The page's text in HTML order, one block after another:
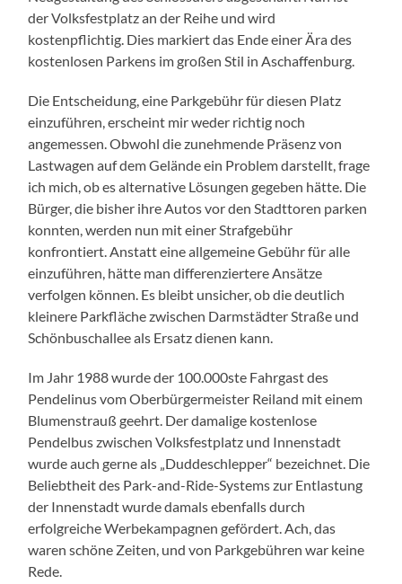
der Volksfestplatz an der Reihe und wird
kostenpflichtig. Dies markiert das Ende einer Ära des
kostenlosen Parkens im großen Stil in Aschaffenburg.
Die Entscheidung, eine Parkgebühr für diesen Platz
einzuführen, erscheint mir weder richtig noch
angemessen. Obwohl die zunehmende Präsenz von
Lastwagen auf dem Gelände ein Problem darstellt, frage
ich mich, ob es alternative Lösungen gegeben hätte. Die
Bürger, die bisher ihre Autos vor den Stadttoren parken
konnten, werden nun mit einer Strafgebühr
konfrontiert. Anstatt eine allgemeine Gebühr für alle
einzuführen, hätte man differenziertere Ansätze
verfolgen können. Es bleibt unsicher, ob die deutlich
kleinere Parkfläche zwischen Darmstädter Straße und
Schönbuschallee als Ersatz dienen kann.
Im Jahr 1988 wurde der 100.000ste Fahrgast des
Pendelinus vom Oberbürgermeister Reiland mit einem
Blumenstrauß geehrt. Der damalige kostenlose
Pendelbus zwischen Volksfestplatz und Innenstadt
wurde auch gerne als „Duddeschlepper“ bezeichnet. Die
Beliebtheit des Park-and-Ride-Systems zur Entlastung
der Innenstadt wurde damals ebenfalls durch
erfolgreiche Werbekampagnen gefördert. Ach, das
waren schöne Zeiten, und von Parkgebühren war keine
Rede.